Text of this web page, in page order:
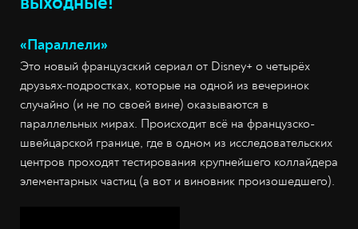
«Параллели»
Это новый французский сериал от Disney+ о четырёх
друзьях-подростках, которые на одной из вечеринок
случайно (и не по своей вине) оказываются в
параллельных мирах. Происходит всё на французско-
швейцарской границе, где в одном из исследовательских
центров проходят тестирования крупнейшего коллайдера
элементарных частиц (а вот и виновник произошедшего).